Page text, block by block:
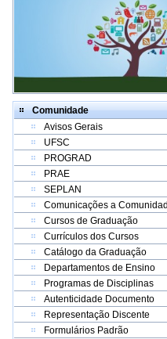
Comunidade
Avisos Gerais
UFSC
PROGRAD
PRAE
SEPLAN
Comunicações a
Cursos de Graduação
Currículos dos Cursos
Catálogo da Graduação
Departamentos de Ensino
Programas de Disciplinas
Autenticidade Documento
Representação Discente
Formulários Padrão